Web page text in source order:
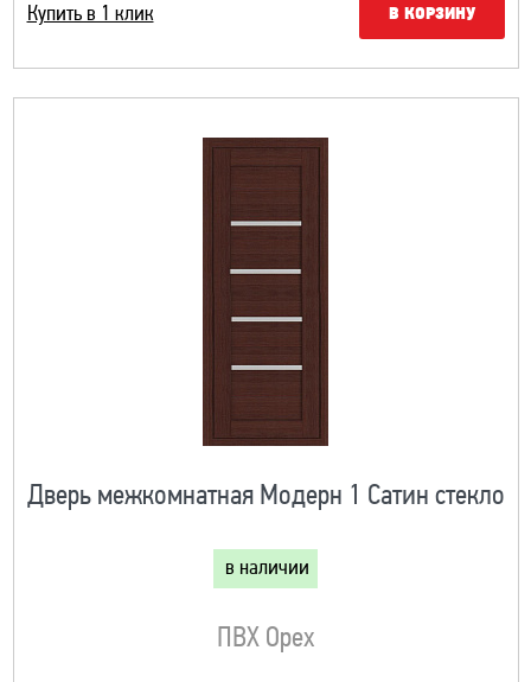
Купить в 1 клик В КОРЗИНУ
Дверь межкомнатная Модерн 1 Сатин стекло
в наличии
ПВХ Орех